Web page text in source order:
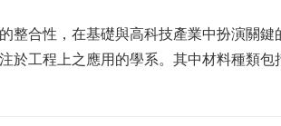
整合性，在基礎與高科技產業中扮演關
於工程上之應用的學系。其中材料種類